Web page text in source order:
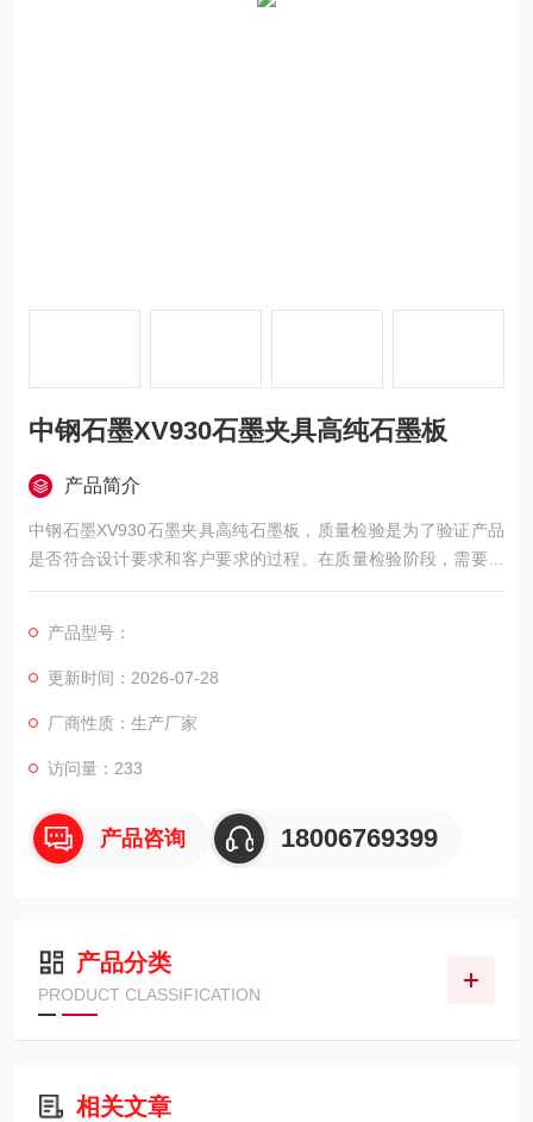
中钢石墨XV930石墨夹具高纯石墨板
产品简介
中钢石墨XV930石墨夹具高纯石墨板，质量检验是为了验证产品
是否符合设计要求和客户要求的过程。在质量检验阶段，需要使
用各种检测设备和方法，对产品进行几何尺寸、表面质量和物理
修正，直到达到要求为止。
产品型号：
更新时间：2026-07-28
厂商性质：生产厂家
访问量：233
产品咨询 18006769399
产品分类
PRODUCT CLASSIFICATION
相关文章